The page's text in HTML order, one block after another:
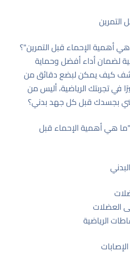
التمرين
أهمية الإحماء قبل التمرين"؟
لضمان أداء أفضل وحماية
كيف يمكن لبضع دقائق من
في تجربتك الرياضية، أليس من
بجسدك قبل كل جهد بدني؟
هي أهمية الإحماء قبل
العضلات
الرياضية